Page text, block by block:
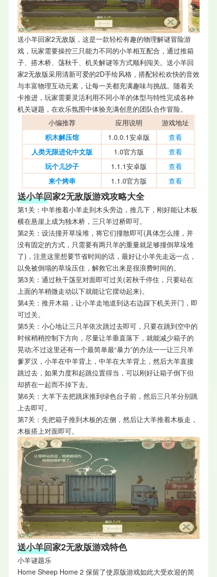
送小羊回家2无敌版，这是一款轻松有趣的物理解谜冒险游
戏，玩家需要操控三只能力不同的小羊相互配合，通过推箱
子、搭木桥、荡秋千、机关解谜等方式顺利闯关。送小羊回
家2无敌版采用清新可爱的2D手绘风格，搭配轻松欢快的音效
与丰富物理互动元素，让每一关都充满趣味与挑战。随着关
卡推进，玩家需要灵活利用不同小羊的体型与特性完成各种
机关谜题，在欢乐氛围中体验充满创意的团队合作冒险。
小编推荐
应用说明
游戏地址
积木解压馆
1.0.0.1安卓版
查看
人类无限进化中文版
1.0官方版
查看
玩个儿沙子
1.1.1安卓版
查看
来个烤串
1.1.0官方版 查看
送小羊回家2无敌版游戏攻略大全
第1关：中羊推着小羊走到木头旁边，推几下，刚好能让木板
横在悬崖上成为独木桥，三只羊过桥即可。
第2关：设法撞开草垛堆，将它们撞散即可(具体怎么撞，并
没有固定的方式，只需要有两只羊的重量就足够撞倒草垛堆
了)，注意这里想要节省时间的话，最好让小羊先走远一点，
以免被倒塌的草垛压住，解救它出来是很浪费时间的。
第3关：通过秋千荡至对面即可过关(若秋千停住，只要站在
上面的羊稍微走动以下就能让它摆动起来)。
第4关：推开木箱，让小羊走地道到达右边踩下机关开门，即
可过关。
第5关：小心地让三只羊依次跳过去即可，只要在跳到空中的
时候稍稍控制下方向，尽量让羊垂直落下，就能减少箱子的
晃动;不过这里还有一个最简单最“暴力”的办法一一让三只羊
爹罗汉，小羊在中羊背上，中羊在大羊背上，然后大羊直接
跳过去，如果力度和起跳位置得当，可以刚好让箱子倒下但
却挤在一起而不掉下去。
第6关：大羊下去把跳床推到绿色台子前，然后三只羊分别跳
上去即可。
第7关：先把箱子推到木板的左侧，然后让大羊推着木板走，
木板搭上对面即可。
送小羊回家2无敌版游戏特色
小羊谜题乐
Home Sheep Home 2 保留了使原版游戏如此大受欢迎的简